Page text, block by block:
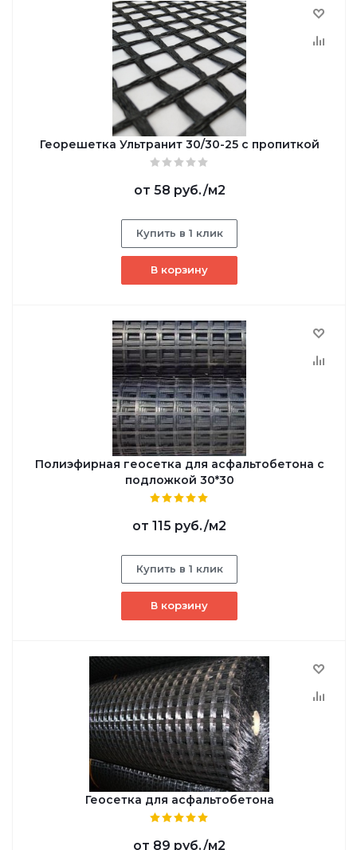
Георешетка Ультранит 30/30-25 с пропиткой
от 58 руб./м2
Купить в 1 клик
В корзину
Полиэфирная геосетка для асфальтобетона с
подложкой 30*30
от 115 руб./м2
Купить в 1 клик
В корзину
Геосетка для асфальтобетона
от 89 руб./м2